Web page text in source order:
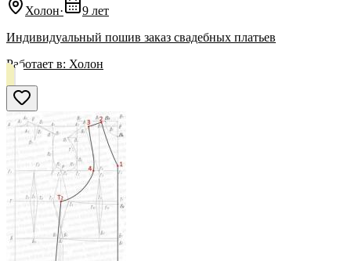
Холон·
9 лет
Индивидуальный пошив заказ свадебных платьев
Работает в: Холон